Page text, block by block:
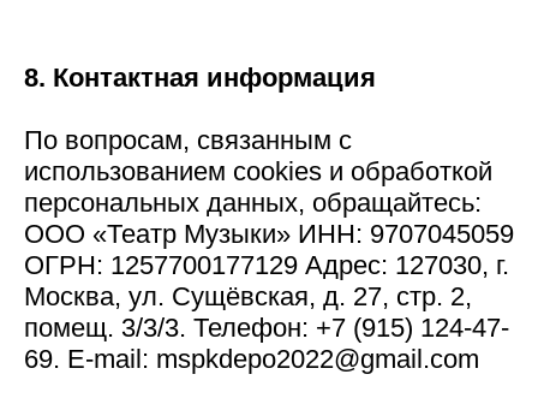
8. Контактная информация
По вопросам, связанным с
использованием cookies и обработкой
персональных данных, обращайтесь:
ООО «Театр Музыки» ИНН: 9707045059
ОГРН: 1257700177129 Адрес: 127030, г.
Москва, ул. Сущёвская, д. 27, стр. 2,
помещ. 3/3/3. Телефон: +7 (915) 124-47-
69. E-mail: mspkdepo2022@gmail.com